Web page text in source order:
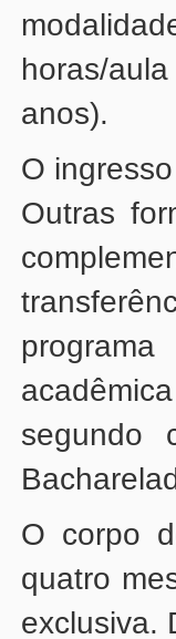
anos).